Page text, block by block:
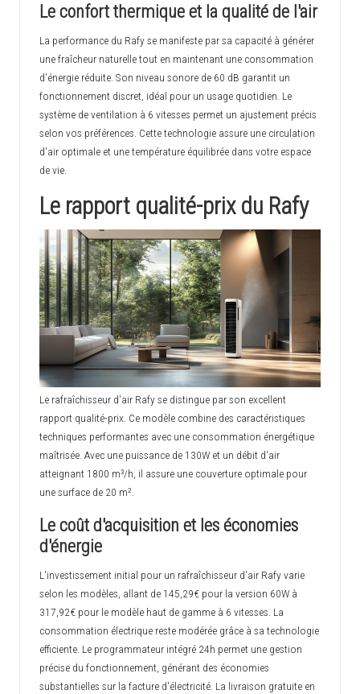
Le confort thermique et la qualité de l'air
La performance du Rafy se manifeste par sa capacité à générer
une fraîcheur naturelle tout en maintenant une consommation
d'énergie réduite. Son niveau sonore de 60 dB garantit un
fonctionnement discret, idéal pour un usage quotidien. Le
système de ventilation à 6 vitesses permet un ajustement précis
selon vos préférences. Cette technologie assure une circulation
d'air optimale et une température équilibrée dans votre espace
de vie.
Le rapport qualité-prix du Rafy
Le rafraîchisseur d'air Rafy se distingue par son excellent
rapport qualité-prix. Ce modèle combine des caractéristiques
techniques performantes avec une consommation énergétique
maîtrisée. Avec une puissance de 130W et un débit d'air
atteignant 1800 m³/h, il assure une couverture optimale pour
une surface de 20 m².
Le coût d'acquisition et les économies
d'énergie
L'investissement initial pour un rafraîchisseur d'air Rafy varie
selon les modèles, allant de 145,29€ pour la version 60W à
317,92€ pour le modèle haut de gamme à 6 vitesses. La
consommation électrique reste modérée grâce à sa technologie
efficiente. Le programmateur intégré 24h permet une gestion
précise du fonctionnement, générant des économies
substantielles sur la facture d'électricité. La livraison gratuite en